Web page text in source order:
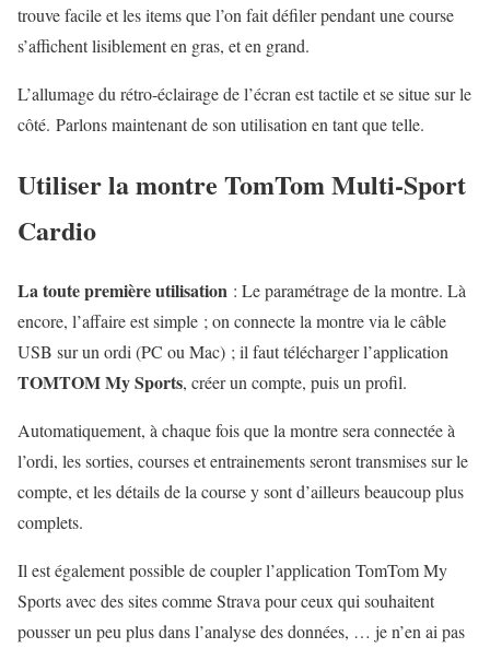
trouve facile et les items que l’on fait défiler pendant une course
s’affichent lisiblement en gras, et en grand.
L’allumage du rétro-éclairage de l’écran est tactile et se situe sur le
côté. Parlons maintenant de son utilisation en tant que telle.
Utiliser la montre TomTom Multi-Sport
Cardio
La toute première utilisation : Le paramétrage de la montre. Là
encore, l’affaire est simple ; on connecte la montre via le câble
USB sur un ordi (PC ou Mac) ; il faut télécharger l’application
TOMTOM My Sports, créer un compte, puis un profil.
Automatiquement, à chaque fois que la montre sera connectée à
l’ordi, les sorties, courses et entrainements seront transmises sur le
compte, et les détails de la course y sont d’ailleurs beaucoup plus
complets.
Il est également possible de coupler l’application TomTom My
Sports avec des sites comme Strava pour ceux qui souhaitent
pousser un peu plus dans l’analyse des données, … je n’en ai pas